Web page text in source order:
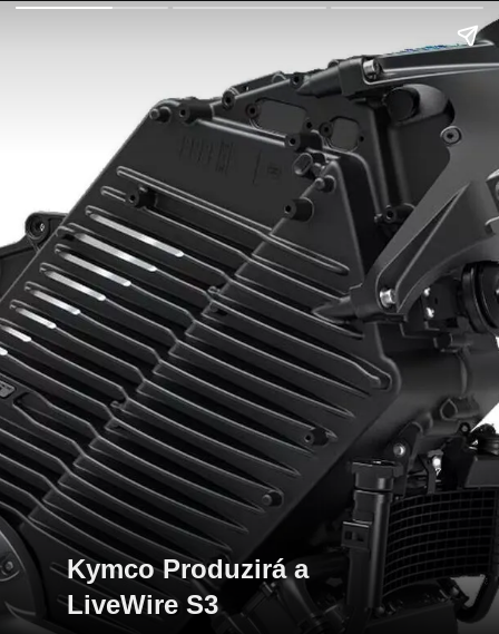
Kymco Produzirá a
LiveWire S3
Kymco Produzirá a
LiveWire S3